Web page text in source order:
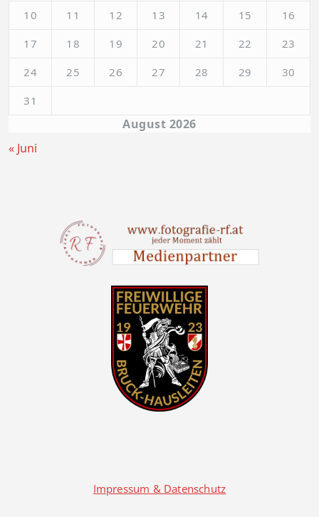
August 2026
10
11 12 13 14 15
16
17
18 19 20 21 22
23
24
25 26 27 28 29
30
31
« Juni
Impressum & Datenschutz